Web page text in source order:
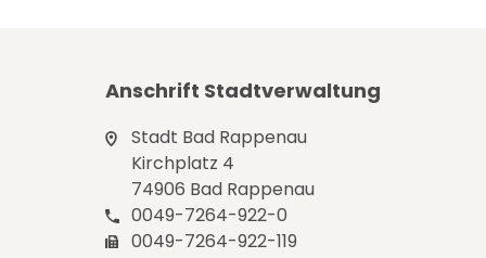
Anschrift Stadtverwaltung
Stadt Bad Rappenau
Kirchplatz 4
74906 Bad Rappenau
0049-7264-922-0
0049-7264-922-119